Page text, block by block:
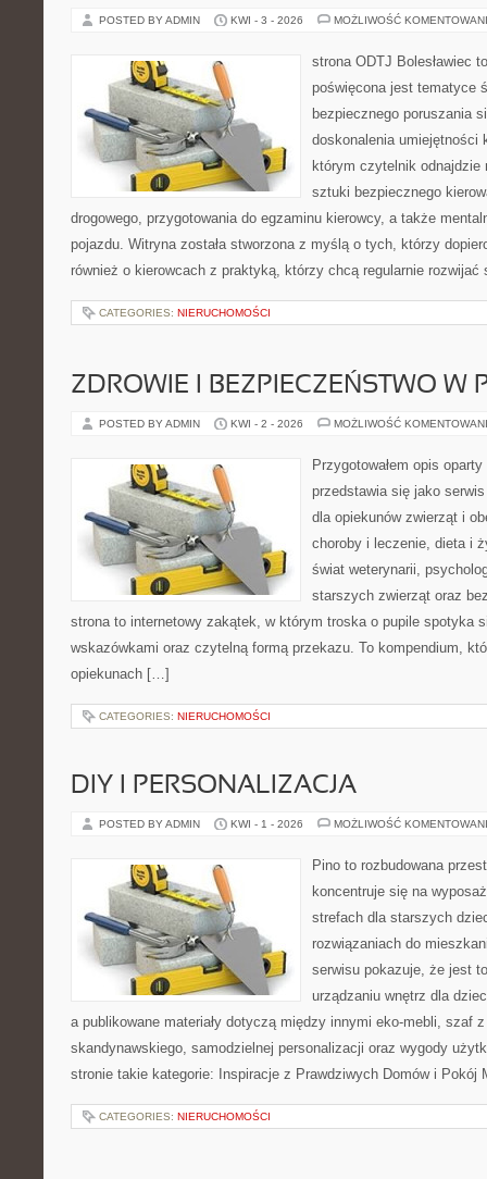
POSTED BY ADMIN KWI - 3 - 2026 MOŻLIWOŚĆ
strona ODTJ Bolesławiec
poświęcona jest tematyce
bezpiecznego poruszania
doskonalenia umiejętności
którym czytelnik odnajdzie
sztuki bezpiecznego
drogowego, przygotowania do egzaminu kierowcy, a także
pojazdu. Witryna została stworzona z myślą o tych, którzy
również o kierowcach z praktyką, którzy chcą regularnie
CATEGORIES: NIERUCHOMOŚCI
ZDROWIE I BEZPIECZEŃSTWO W
POSTED BY ADMIN KWI - 2 - 2026 MOŻLIWOŚĆ
Przygotowałem opis
przedstawia się jako
dla opiekunów zwierząt i
choroby i leczenie, dieta i
świat weterynarii,
starszych zwierząt oraz
strona to internetowy zakątek, w którym troska o pupile spotyka
wskazówkami oraz czytelną formą przekazu. To kompendium,
opiekunach […]
CATEGORIES: NIERUCHOMOŚCI
DIY I PERSONALIZACJA
POSTED BY ADMIN KWI - 1 - 2026 MOŻLIWOŚĆ
Pino to rozbudowana
koncentruje się na
strefach dla starszych
rozwiązaniach do
serwisu pokazuje, że jest
urządzaniu wnętrz dla
a publikowane materiały dotyczą między innymi eko-mebli, szaf
skandynawskiego, samodzielnej personalizacji oraz wygody
stronie takie kategorie: Inspiracje z Prawdziwych Domów i
CATEGORIES: NIERUCHOMOŚCI